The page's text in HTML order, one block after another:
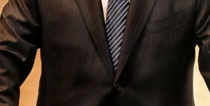
Hangestri
Timnas Volli Indonesia
Korea
Ninja
Daftar Lengkap
Penghargaan Piala
Presiden
2026,Persebaya Juara
Piala Presiden